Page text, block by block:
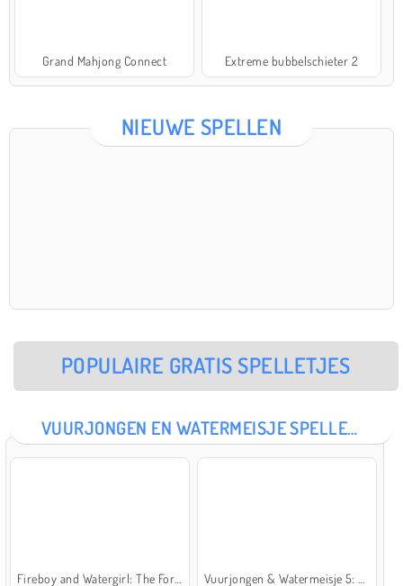
Grand Mahjong Connect Extreme bubbelschieter 2
NIEUWE SPELLEN
POPULAIRE GRATIS SPELLETJES
VUURJONGEN EN WATERMEISJE SPELLETJES